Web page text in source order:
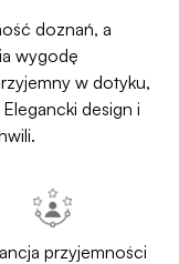
doznań, a
wygodę
w dotyku,
design i
przyjemności